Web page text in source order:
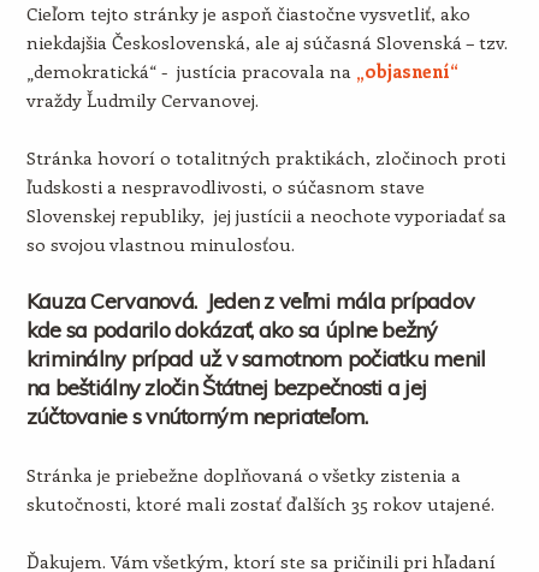
Cieľom tejto stránky je aspoň čiastočne vysvetliť, ako
niekdajšia Československá, ale aj súčasná Slovenská – tzv.
„demokratická“ - justícia pracovala na „objasnení“
vraždy Ľudmily Cervanovej.
Stránka hovorí o totalitných praktikách, zločinoch proti
ľudskosti a nespravodlivosti, o súčasnom stave
Slovenskej republiky, jej justícii a neochote vyporiadať sa
so svojou vlastnou minulosťou.
Kauza Cervanová. Jeden z veľmi mála prípadov
kde sa podarilo dokázať, ako sa úplne bežný
kriminálny prípad už v samotnom počiatku menil
na beštiálny zločin Štátnej bezpečnosti a jej
zúčtovanie s vnútorným nepriateľom.
Stránka je priebežne doplňovaná o všetky zistenia a
skutočnosti, ktoré mali zostať ďalších 35 rokov utajené.
Ďakujem. Vám všetkým, ktorí ste sa pričinili pri hľadaní